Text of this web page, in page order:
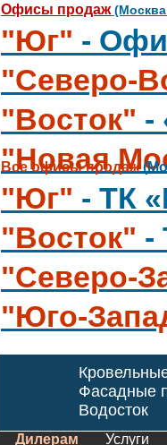
Офисы продаж(Москва
"Юг" -
"Северо-
"Восток" -
"Новая
"Юг" - ТК
"Восток" -
"Северо-
"Юго-
Все офисы продаж
Фасадные
Водосток
Дилерам
Услуги